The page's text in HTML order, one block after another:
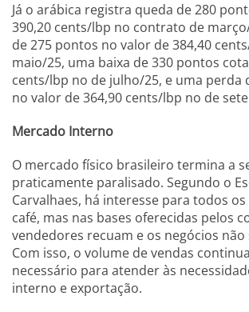
Já o arábica registra queda de 280
390,20 cents/lbp no contrato de
de 275 pontos no valor de 384,40
maio/25, uma baixa de 330 pontos
cents/lbp no de julho/25, e uma perda
no valor de 364,90 cents/lbp no de
Mercado Interno
O mercado físico brasileiro termina a
praticamente paralisado. Segundo o
Carvalhaes, há interesse para todos
café, mas nas bases oferecidas pelos
vendedores recuam e os negócios
Com isso, o volume de vendas
necessário para atender às
interno e exportação.